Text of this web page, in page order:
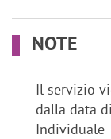
NOTE
Il servizio
dalla data
Individuale